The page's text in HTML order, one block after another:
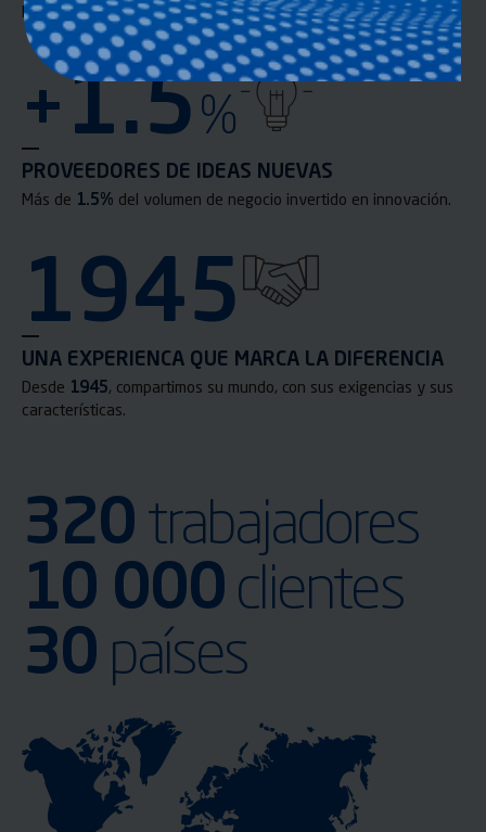
lo que fabricamos.
+1.5%
PROVEEDORES DE IDEAS NUEVAS
Más de 1.5% del volumen de negocio invertido en innovación.
1945
UNA EXPERIENCA QUE MARCA LA DIFERENCIA
Desde 1945, compartimos su mundo, con sus exigencias y sus
características.
320trabajadores
10 000clientes
30 países